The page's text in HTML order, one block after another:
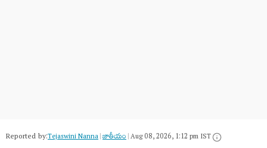
Reported by:Tejaswini Nanna|జాతీయం|Aug 08, 2026, 1:12 pm IST